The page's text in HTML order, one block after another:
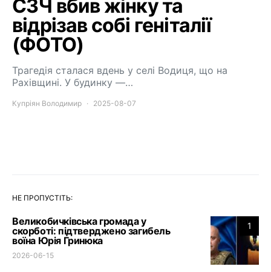
СЗЧ вбив жінку та
відрізав собі геніталії
(ФОТО)
Трагедія сталася вдень у селі Водиця, що на
Рахівщині. У будинку —…
Купріян Володимир 2025-08-07
НЕ ПРОПУСТІТЬ:
1
Великобичківська громада у
скорботі: підтверджено загибель
воїна Юрія Гринюка
2026-06-15